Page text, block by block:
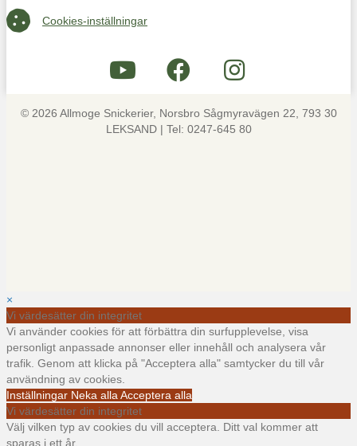
Cookies-inställningar
Cookies-inställningar
© 2026 Allmoge Snickerier, Norsbro Sågmyravägen 22, 793 30
LEKSAND | Tel: 0247-645 80
×
Vi värdesätter din integritet
Vi använder cookies för att förbättra din surfupplevelse, visa
personligt anpassade annonser eller innehåll och analysera vår
trafik. Genom att klicka på "Acceptera alla" samtycker du till vår
användning av cookies.
Inställningar Neka allaAcceptera alla
Vi värdesätter din integritet
Välj vilken typ av cookies du vill acceptera. Ditt val kommer att
sparas i ett år.